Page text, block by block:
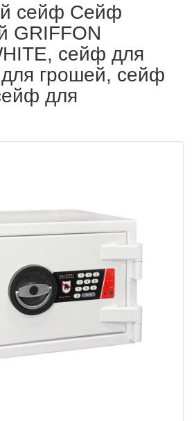
сейф Сейф
GRIFFON
сейф для
грошей, сейф
для